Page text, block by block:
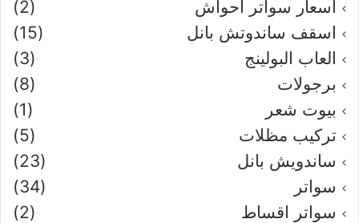
اسعار سواتر احواش
(2)
اسقف ساندوتش بانل
(15)
العاب البولينج
(3)
برجولات
(8)
بيوت شعر
(1)
تركيب مظلات
(5)
ساندويش بانل
(23)
سواتر
(34)
سواتر اقساط
(2)